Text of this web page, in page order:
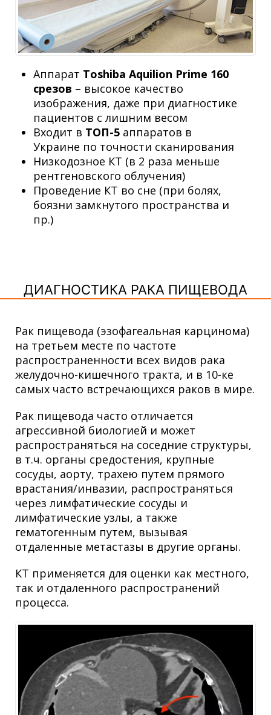
Аппарат Toshiba Aquilion Prime 160
срезов – высокое качество
изображения, даже при диагностике
пациентов с лишним весом
Входит в ТОП-5 аппаратов в
Украине по точности сканирования
Низкодозное КТ (в 2 раза меньше
рентгеновского облучения)
Проведение КТ во сне (при болях,
боязни замкнутого пространства и
пр.)
ДИАГНОСТИКА РАКА ПИЩЕВОДА
Рак пищевода (эзофагеальная карцинома)
на третьем месте по частоте
распространенности всех видов рака
желудочно-кишечного тракта, и в 10-ке
самых часто встречающихся раков в мире.
Рак пищевода часто отличается
агрессивной биологией и может
распространяться на соседние структуры,
в т.ч. органы средостения, крупные
сосуды, аорту, трахею путем прямого
врастания/инвазии, распространяться
через лимфатические сосуды и
лимфатические узлы, а также
гематогенным путем, вызывая
отдаленные метастазы в другие органы.
КТ применяется для оценки как местного,
так и отдаленного распространений
процесса.